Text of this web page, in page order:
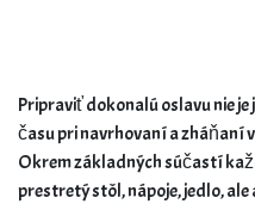
Pripraviť dokonalú oslavu nie
času pri navrhovaní a zháňaní
Okrem základných súčastí
prestretý stôl, nápoje, jedlo,